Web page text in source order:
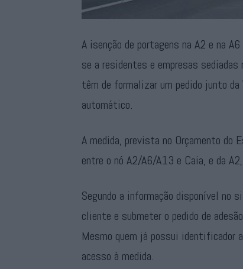
A isenção de portagens na A2 e na
se a residentes e empresas
têm de formalizar um pedido junto da
automático.
A medida, prevista no Orçamento do
entre o nó A2/A6/A13 e Caia, e da
Segundo a informação disponível no
cliente e submeter o pedido de
Mesmo quem já possui identificador
acesso à medida.